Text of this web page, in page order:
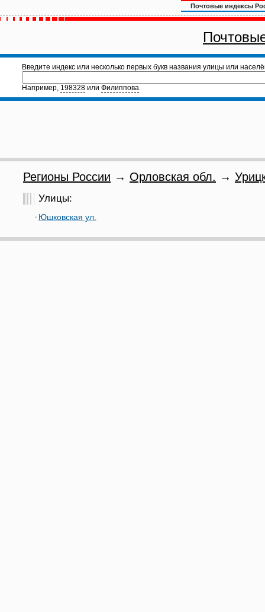
Почтовые индексы
Введите индекс или несколько первых букв названия улицы или
Например, 198328 или Филиппова.
Регионы России → Орловская обл. →
Улицы:
Юшковская ул.